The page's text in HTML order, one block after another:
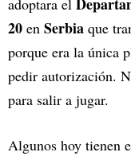
adoptara el
20 en Serbia que
porque era la única
pedir autorización.
para salir a jugar.
Algunos hoy tienen